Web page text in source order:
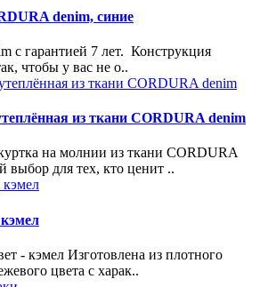
denim, синие
с гарантией 7 лет. Конструкция
чтобы у вас не о..
из ткани CORDURA denim
на молнии из ткани CORDURA
выбор для тех, кто ценит ..
- кэмел Изготовлена из плотного
цвета с харак..